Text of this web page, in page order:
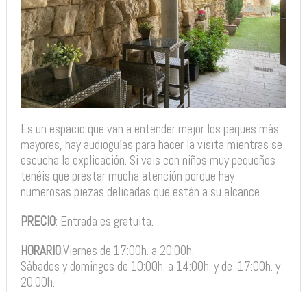
Es un espacio que van a entender mejor los peques más
mayores, hay audioguías para hacer la visita mientras se
escucha la explicación. Si vais con niños muy pequeños
tenéis que prestar mucha atención porque hay
numerosas piezas delicadas que están a su alcance.
PRECIO: Entrada es gratuita.
HORARIO:Viernes de 17:00h. a 20:00h.
Sábados y domingos de 10:00h. a 14:00h. y de 17:00h. y
20:00h.